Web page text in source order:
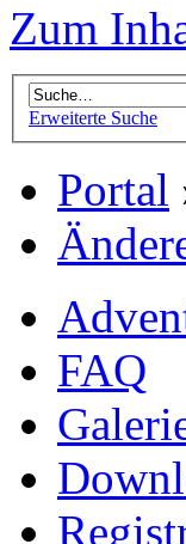
Zum
Erweiterte Suche
Portal
FAQ